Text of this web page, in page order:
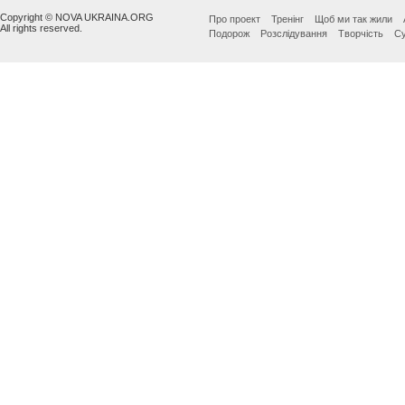
Copyright © NOVA UKRAINA.ORG
All rights reserved.
Про проект Тренінг Щоб ми так жили
Подорож
Розслідування Творчість